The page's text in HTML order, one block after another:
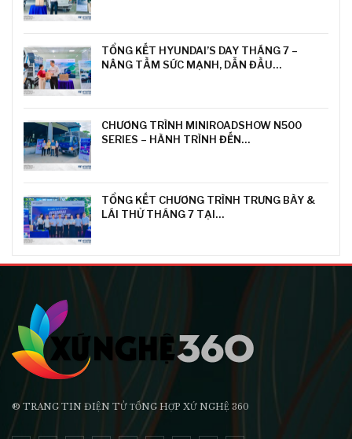
TỔNG KẾT HYUNDAI’S DAY THÁNG 7 –
NÂNG TẦM SỨC MẠNH, DẪN ĐẦU…
CHƯƠNG TRÌNH MINIROADSHOW N500
SERIES – HÀNH TRÌNH ĐẾN…
TỔNG KẾT CHƯƠNG TRÌNH TRƯNG BÀY &
LÁI THỬ THÁNG 7 TẠI…
® TRANG TIN ĐIỆN TỬ ТỔNG HỢP XỨ NGHỆ 360